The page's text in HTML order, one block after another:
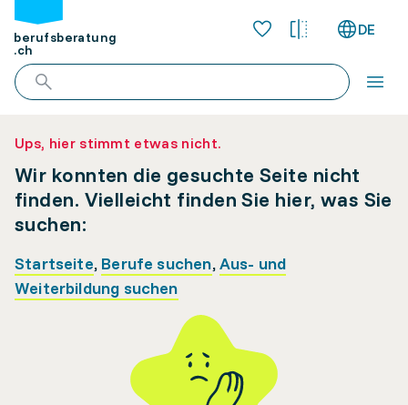
berufsberatung
.ch
DE
Ups, hier stimmt etwas nicht.
Wir konnten die gesuchte Seite nicht
finden. Vielleicht finden Sie hier, was Sie
suchen:
Startseite, Berufe suchen,Aus- und
Weiterbildung suchen